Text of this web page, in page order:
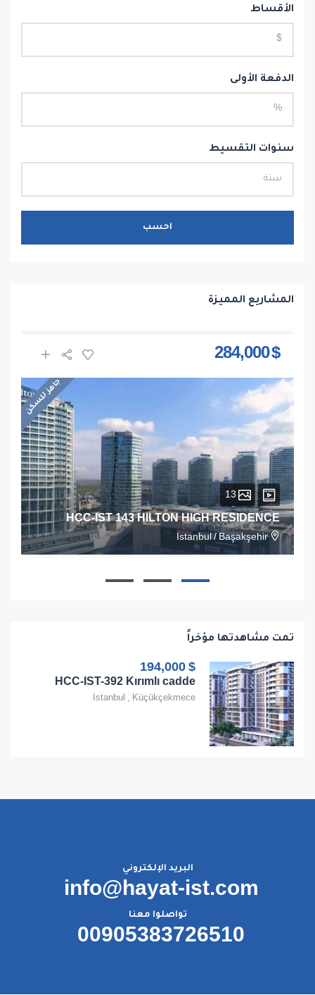
الأقساط
الدفعة الأولى
سنوات التقسيط
احسب
المشاريع المميزة
$ 284,000
جاهز للسكن
HCC-IST 143 HILTON HIGH RESIDENCE
Istanbul / Başakşehir
تمت مشاهدتها مؤخراً
$ 194,000
HCC-IST-392 Kırımlı cadde
Istanbul , Küçükçekmece
البريد الإلكتروني
info@hayat-ist.com
تواصلوا معنا
00905383726510